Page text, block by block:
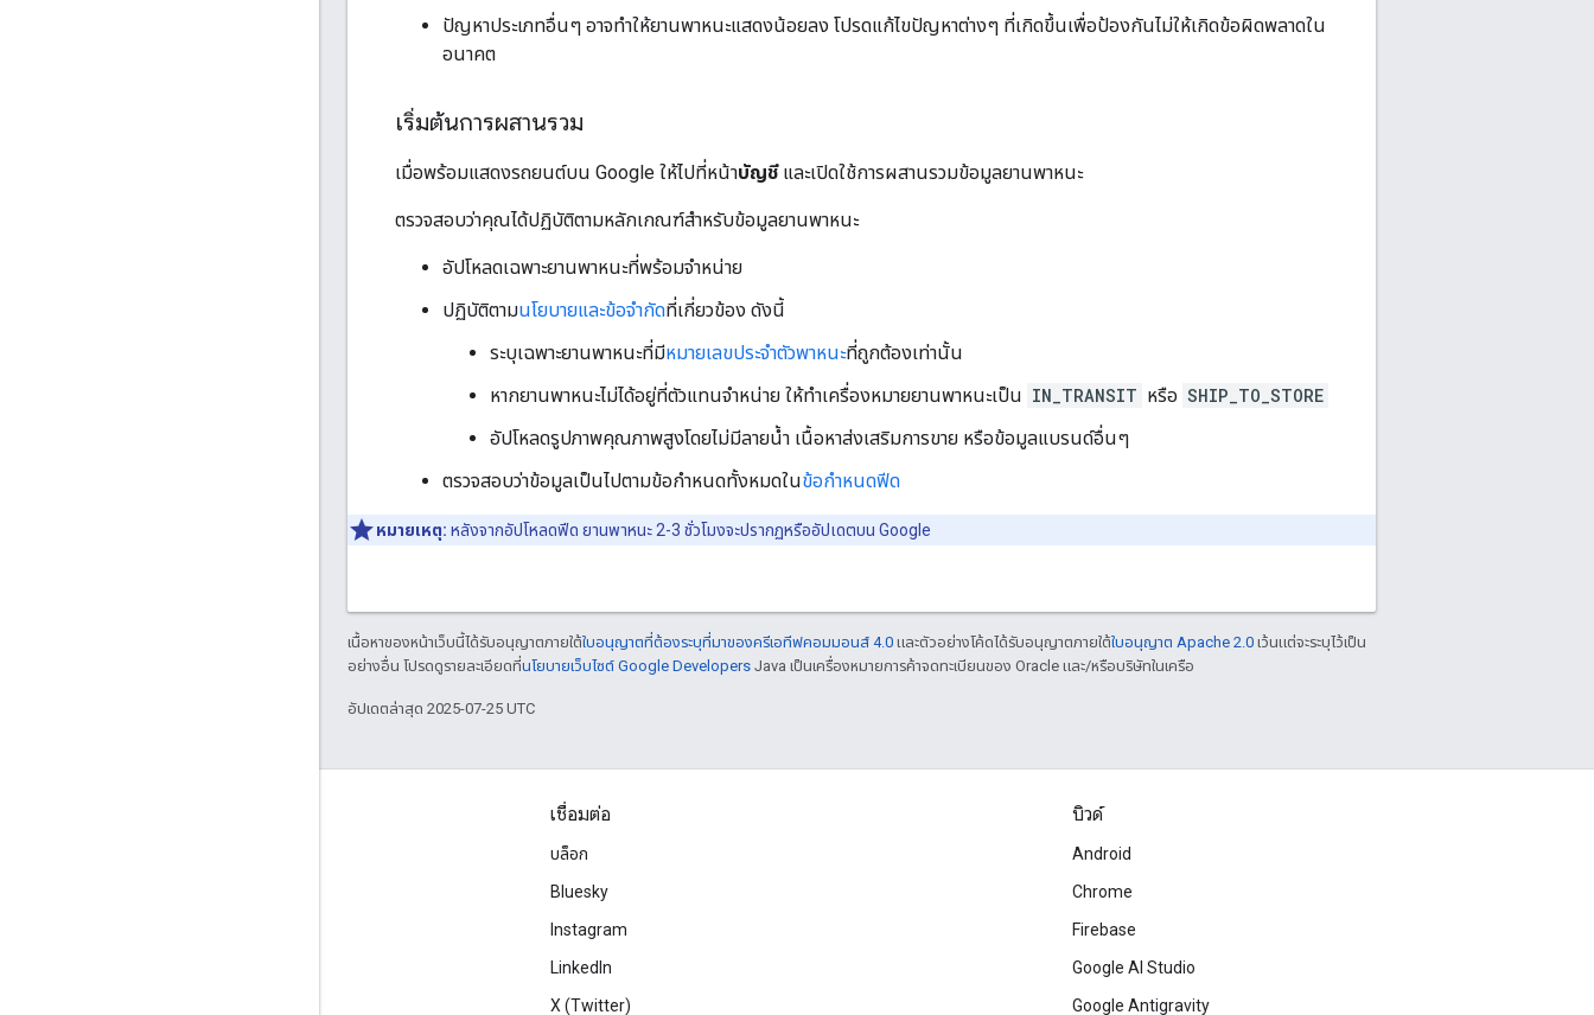
ปัญหาประเภทอื่นๆ อาจทำให้ยานพาหนะแสดงน้อยลง โปรดแก้ไขปัญหาต่างๆ ที่เกิดขึ้นเพื่อป้องกันไม่ให้เกิดข้อผิดพลาดใน
อนาคต
เริ่มต้นการผสานรวม
เมื่อพร้อมแสดงรถยนต์บน Google ให้ไปที่หน้าบัญชีและเปิดใช้การผสานรวมข้อมูลยานพาหนะ
ตรวจสอบว่าคุณได้ปฏิบัติตามหลักเกณฑ์สำหรับข้อมูลยานพาหนะ
อัปโหลดเฉพาะยานพาหนะที่พร้อมจำหน่าย
ปฏิบัติตามนโยบายและข้อจำกัดที่เกี่ยวข้อง ดังนี้
ระบุเฉพาะยานพาหนะที่มีหมายเลขประจำตัวพาหนะที่ถูกต้องเท่านั้น
หากยานพาหนะไม่ได้อยู่ที่ตัวแทนจําหน่าย ให้ทําเครื่องหมายยานพาหนะเป็น IN_TRANSIT หรือ SHIP_TO_STORE
อัปโหลดรูปภาพคุณภาพสูงโดยไม่มีลายน้ำ เนื้อหาส่งเสริมการขาย หรือข้อมูลแบรนด์อื่นๆ
ตรวจสอบว่าข้อมูลเป็นไปตามข้อกำหนดทั้งหมดในข้อกำหนดฟีด
หมายเหตุ: หลังจากอัปโหลดฟีด ยานพาหนะ 2-3 ชั่วโมงจะปรากฏหรืออัปเดตบน Google
เนื้อหาของหน้าเว็บนี้ได้รับอนุญาตภายใต้ใบอนุญาตที่ต้องระบุที่มาของครีเอทีฟคอมมอนส์ 4.0 และตัวอย่างโค้ดได้รับอนุญาตภายใต้ใบอนุญาต Apache 2.0 เว้นแต่จะระบุไว้เป็น
อย่างอื่น โปรดดูรายละเอียดที่นโยบายเว็บไซต์ Google Developers Java เป็นเครื่องหมายการค้าจดทะเบียนของ Oracle และ/หรือบริษัทในเครือ
อัปเดตล่าสุด 2025-07-25 UTC
เชื่อมต่อ
บล็อก
Bluesky
Instagram
LinkedIn
X (Twitter)
บิวด์
Android
Chrome
Firebase
Google AI Studio
Google Antigravity